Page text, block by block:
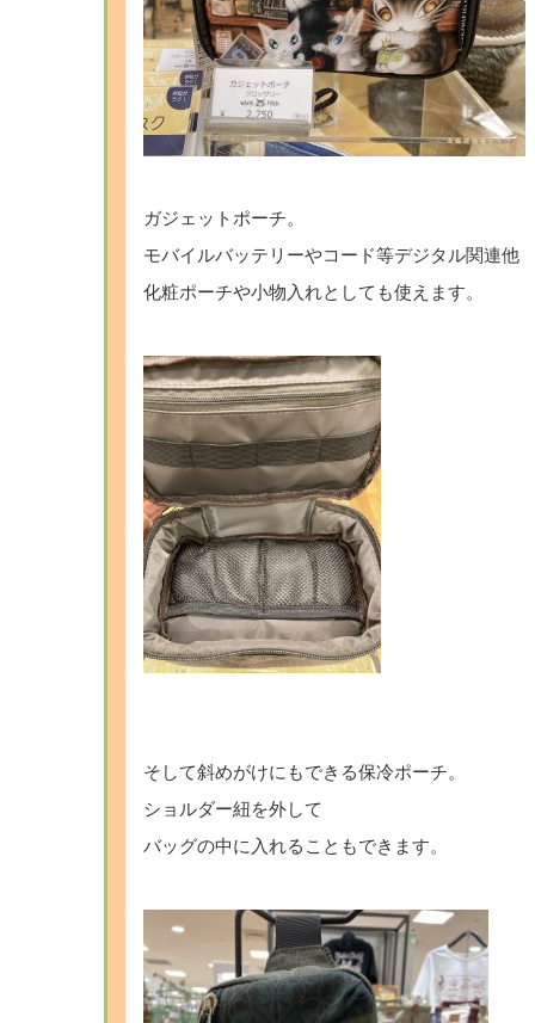
ガジェットポーチ。
モバイルバッテリーやコード等デジタル関連他
化粧ポーチや小物入れとしても使えます。
そして斜めがけにもできる保冷ポーチ。
ショルダー紐を外して
バッグの中に入れることもできます。